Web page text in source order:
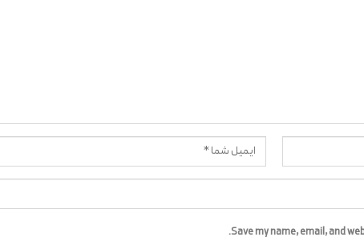
Save my name, email, and